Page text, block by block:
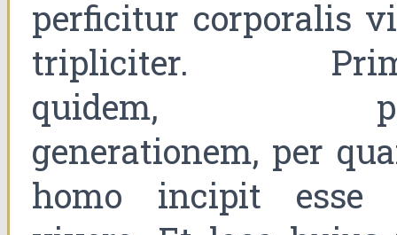
perficitur corporalis
tripliciter.
quidem,
generationem, per
homo incipit esse